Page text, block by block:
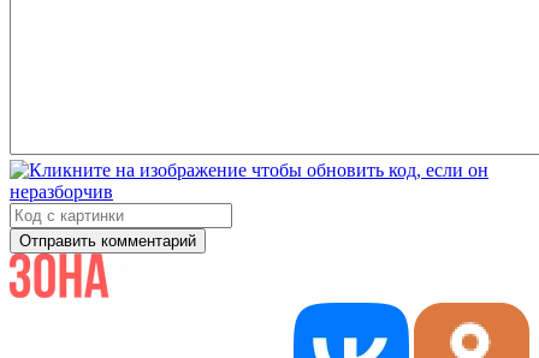
Отправить комментарий